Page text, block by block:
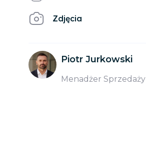
Zdjęcia
Piotr Jurkowski
Menadżer Sprzedaży